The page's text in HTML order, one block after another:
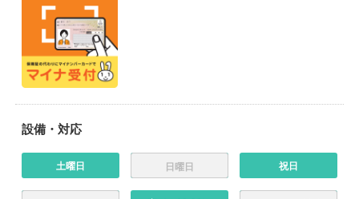
設備・対応
土曜日 日曜日 祝日